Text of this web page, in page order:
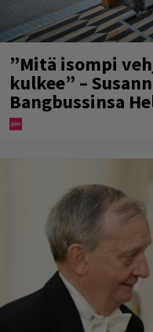
”Mitä isompi
kulkee” –
Bangbussinsa